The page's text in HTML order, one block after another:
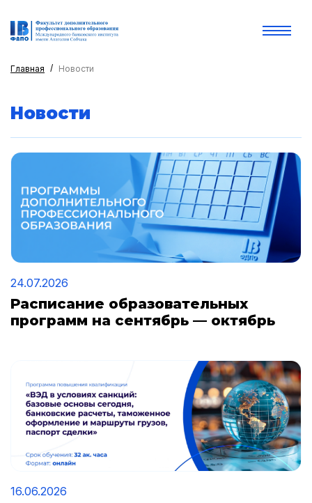
Главная Новости
Новости
24.07.2026
Расписание образовательных
программ на сентябрь — октябрь
16.06.2026